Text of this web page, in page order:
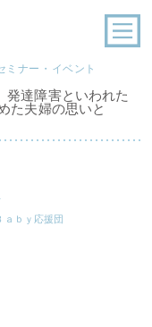
ミナー・イベント
発達障害といわれた
た夫婦の思いと
ｂｙ応援団